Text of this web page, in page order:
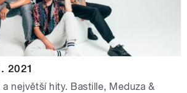
2021
největší hity. Bastille, Meduza &